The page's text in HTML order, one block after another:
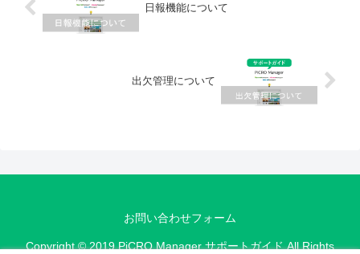
日報機能について
出欠管理について
お問い合わせフォーム
Copyright © 2019 PiCRO Manager サポートガイド All Rights